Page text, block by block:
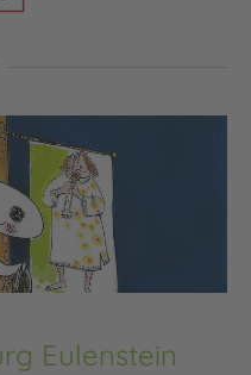
Eulenstein